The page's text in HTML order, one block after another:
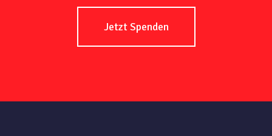
Jetzt Spenden